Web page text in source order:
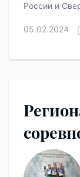
России и
05.02.2024